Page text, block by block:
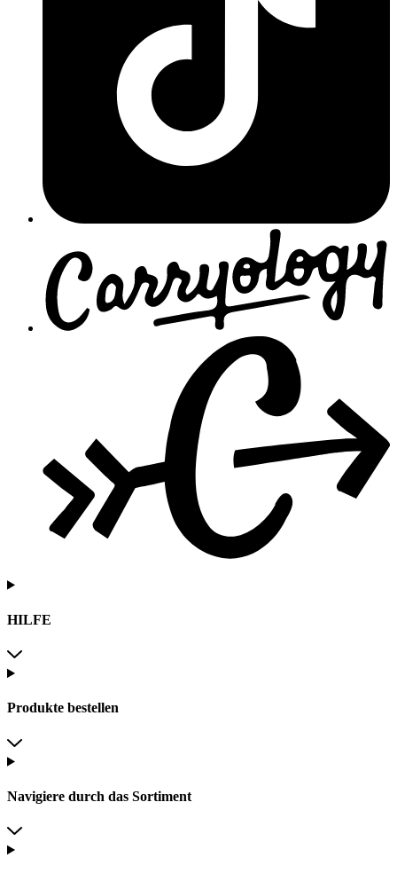
HILFE
Produkte bestellen
Navigiere durch das Sortiment